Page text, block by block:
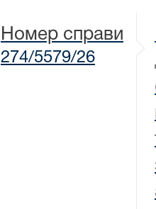
Номер справи
274/5579/26